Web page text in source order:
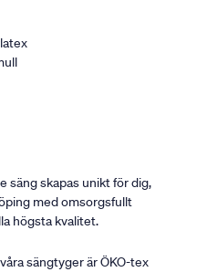
säng skapas unikt för dig,
med omsorgsfullt
högsta kvalitet.
sängtyger är ÖKO-tex